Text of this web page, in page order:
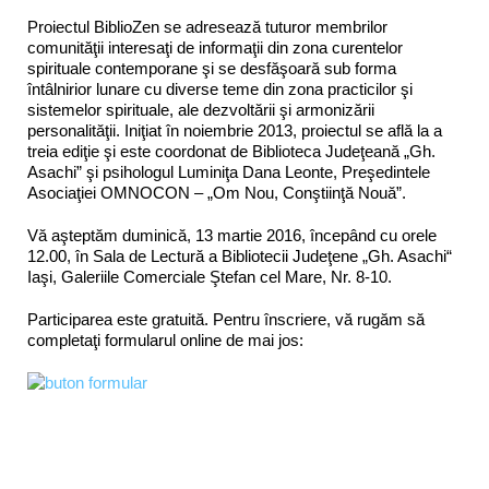
Proiectul BiblioZen se adresează tuturor membrilor
comunităţii interesaţi de informaţii din zona curentelor
spirituale contemporane şi se desfăşoară sub forma
întâlnirior lunare cu diverse teme din zona practicilor şi
sistemelor spirituale, ale dezvoltării şi armonizării
personalităţii. Iniţiat în noiembrie 2013, proiectul se află la a
treia ediţie şi este coordonat de Biblioteca Judeţeană „Gh.
Asachi” şi psihologul Luminiţa Dana Leonte, Preşedintele
Asociaţiei OMNOCON – „Om Nou, Conştiinţă Nouă”.
Vă aşteptăm duminică, 13 martie 2016, începând cu orele
12.00, în Sala de Lectură a Bibliotecii Judeţene „Gh. Asachi“
Iaşi, Galeriile Comerciale Ştefan cel Mare, Nr. 8-10.
Participarea este gratuită. Pentru înscriere, vă rugăm să
completaţi formularul online de mai jos: